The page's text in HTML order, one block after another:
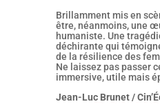
Brillamment mis en
être, néanmoins, une
humaniste. Une
déchirante qui
de la résilience des
Ne laissez pas passer
immersive, utile mais
Jean-Luc Brunet /